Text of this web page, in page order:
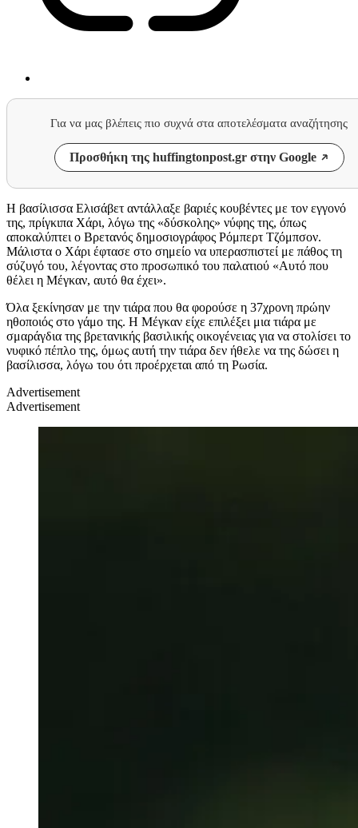
Για να μας βλέπεις πιο συχνά στα αποτελέσματα αναζήτησης
Προσθήκη της huffingtonpost.gr στην Google
Η βασίλισσα Ελισάβετ αντάλλαξε βαριές κουβέντες με τον εγγονό
της, πρίγκιπα Χάρι, λόγω της «δύσκολης» νύφης της, όπως
αποκαλύπτει ο Βρετανός δημοσιογράφος Ρόμπερτ Τζόμπσον.
Μάλιστα ο Χάρι έφτασε στο σημείο να υπερασπιστεί με πάθος τη
σύζυγό του, λέγοντας στο προσωπικό του παλατιού «Αυτό που
θέλει η Μέγκαν, αυτό θα έχει».
Όλα ξεκίνησαν με την τιάρα που θα φορούσε η 37χρονη πρώην
ηθοποιός στο γάμο της. Η Μέγκαν είχε επιλέξει μια τιάρα με
σμαράγδια της βρετανικής βασιλικής οικογένειας για να στολίσει το
νυφικό πέπλο της, όμως αυτή την τιάρα δεν ήθελε να της δώσει η
βασίλισσα, λόγω του ότι προέρχεται από τη Ρωσία.
Advertisement
Advertisement